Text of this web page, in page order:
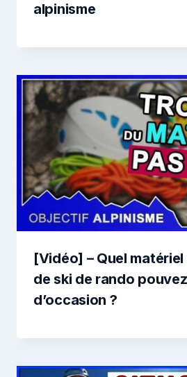
alpinisme
[Vidéo] – Quel matériel
de ski de rando
d’occasion ?